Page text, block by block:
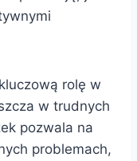
rolę w
w trudnych
pozwala na
problemach,